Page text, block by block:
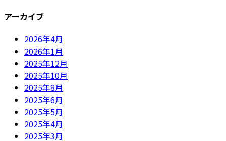
アーカイブ
2026年4月
2026年1月
2025年12月
2025年10月
2025年8月
2025年6月
2025年5月
2025年4月
2025年3月